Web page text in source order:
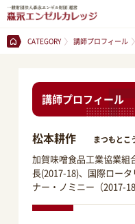
CATEGORY 講師プロフィール
講師プロフィール
松本耕作 まつもとこ
加賀味噌食品工業協業組
長(2017-18)、国際ロー
ナー・ノミニー（2017-18